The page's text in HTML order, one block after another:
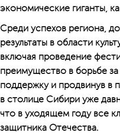
экономические гиганты,
Среди успехов региона,
результаты в области
включая проведение
преимущество в борьбе
поддержку и продвинув в
в столице Сибири уже
что в уходящем году все
защитника Отечества.